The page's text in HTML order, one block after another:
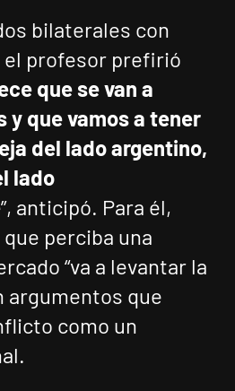
bilaterales con
el profesor prefirió
que se van a
y que vamos a tener
del lado argentino,
lado
”, anticipó. Para él,
perciba una
“va a levantar la
argumentos que
como un